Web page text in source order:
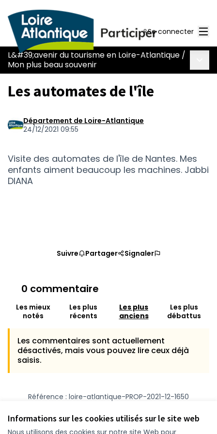
Informations sur les cookies utilisés sur le site web
Nous utilisons des cookies sur notre site Web pour
Se connecter
L&#39;avenir du tourisme en Loire-Atlantique /
Mon plus beau souvenir
Les automates de l'île
Département de Loire-Atlantique
24/12/2021 09:55
Visite des automates de l'île de Nantes. Mes
enfants aiment beaucoup les machines. Jabbi
DIANA
Suivre Partager Signaler
0 commentaire
Les mieux
notés
Les plus
récents
Les plus
anciens
Les plus
débattus
Les commentaires sont actuellement
désactivés, mais vous pouvez lire ceux déjà
saisis.
Référence : loire-atlantique-PROP-2021-12-1650
Vérifiez l'empreinte numérique